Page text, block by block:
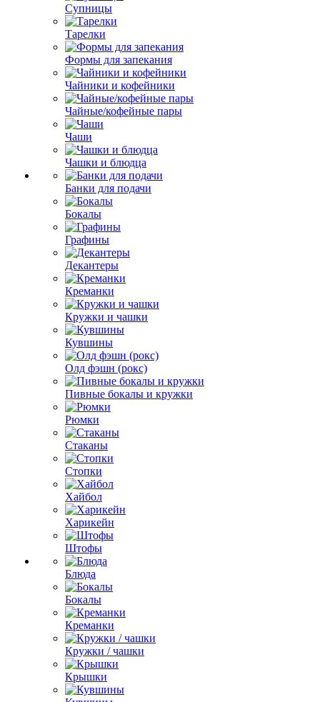
Супницы
Тарелки
Формы для запекания
Чайники и кофейники
Чайные/кофейные пары
Чаши
Чашки и блюдца
Банки для подачи
Бокалы
Графины
Декантеры
Креманки
Кружки и чашки
Кувшины
Олд фэшн (рокс)
Пивные бокалы и кружки
Рюмки
Стаканы
Стопки
Хайбол
Харикейн
Штофы
Блюда
Бокалы
Креманки
Кружки / чашки
Крышки